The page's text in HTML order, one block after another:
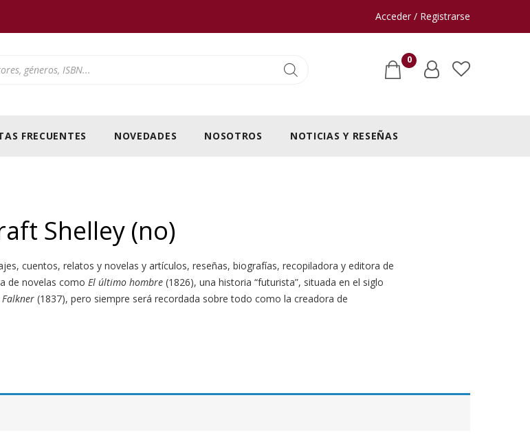
Acceder / Registrarse
0
FRECUENTES NOVEDADES NOSOTROS NOTICIAS Y RESEÑAS
Shelley (no)
cuentos, relatos y novelas y artículos, reseñas, biografías, recopiladora y editora de
de novelas como El último hombre (1826), una historia “futurista”, situada en el siglo
Falkner (1837), pero siempre será recordada sobre todo como la creadora de